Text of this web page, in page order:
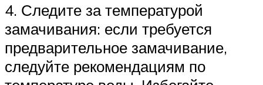
4. Следите за температурой
замачивания: если требуется
предварительное замачивание,
следуйте рекомендациям по